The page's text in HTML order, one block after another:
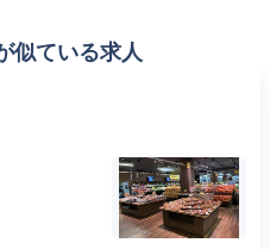
似ている求人